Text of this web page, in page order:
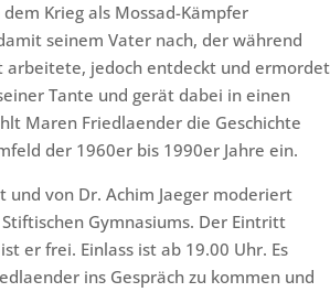
Krieg als Mossad-Kämpfer
seinem Vater nach, der während
arbeitete, jedoch entdeckt und ermordet
Tante und gerät dabei in einen
Maren Friedlaender die Geschichte
der 1960er bis 1990er Jahre ein.
von Dr. Achim Jaeger moderiert
Gymnasiums. Der Eintritt
er frei. Einlass ist ab 19.00 Uhr. Es
ins Gespräch zu kommen und